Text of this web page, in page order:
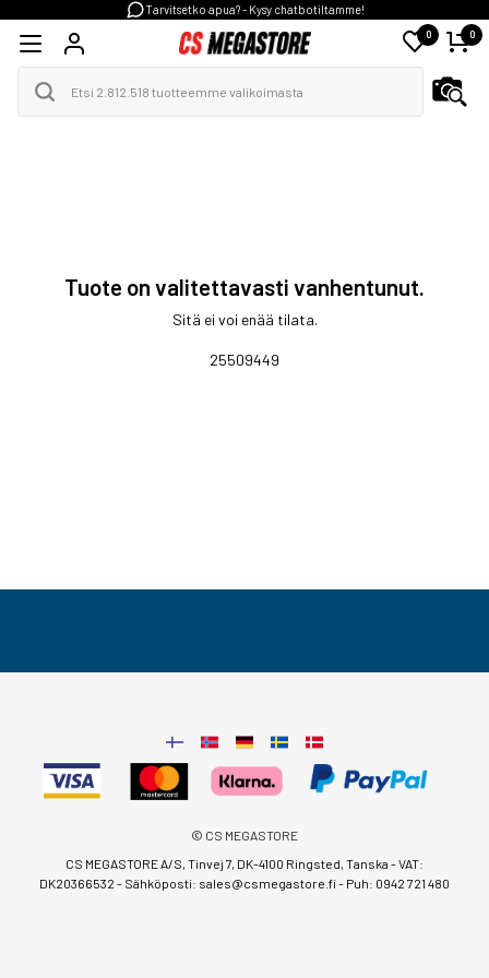
Tarvitsetko apua? - Kysy chatbotiltamme!
0 0
Tuote on valitettavasti vanhentunut.
Sitä ei voi enää tilata.
25509449
© CS MEGASTORE
CS MEGASTORE A/S, Tinvej 7, DK-4100 Ringsted, Tanska - VAT:
DK20366532 - Sähköposti: sales@csmegastore.fi- Puh: 0942 721 480